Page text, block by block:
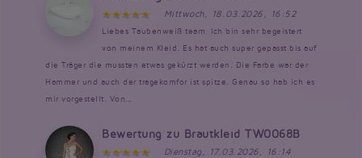
Mittwoch, 18.03.2026, 16:52
Liebes Taubenweiß team, Ich bin sehr begeistert
von meinem Kleid. Es hat auch super gepasst bis auf
die Träger die mussten etwas gekürzt werden. Die Farbe war der
Hammer und auch der tragekomfor ist spitze. Genau so hab ich es
mir vorgestellt. Von...
Bewertung zu Brautkleid TW0068B
Dienstag, 17.03.2026, 16:14